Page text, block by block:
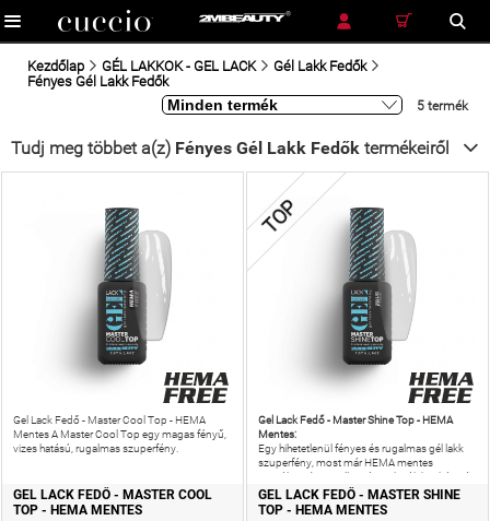
RÉSZLETES KERESÉS
Kezdőlap GÉL LAKKOK - GEL LACK
Gél Lakk Fedők
Fényes Gél Lakk Fedők
5 termék
Tudj meg többet a(z) Fényes Gél Lakk Fedők termékeiről
Gel Lack Fedő - Master Cool Top - HEMA
Mentes A Master Cool Top egy magas fényű,
vizes hatású, rugalmas szuperfény.
GEL LACK FEDŐ - MASTER COOL
TOP - HEMA MENTES
TOP
Gel Lack Fedő - Master Shine Top - HEMA
Mentes:
Egy hihetetlenül fényes és rugalmas gél lakk
szuperfény, most már HEMA mentes
verzióban, így az allergiás reakciók kockázatát
is csökkentheted!
GEL LACK FEDŐ - MASTER SHINE
TOP - HEMA MENTES